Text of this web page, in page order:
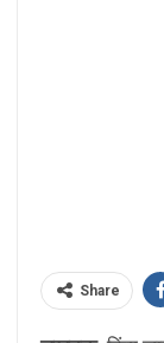
Share